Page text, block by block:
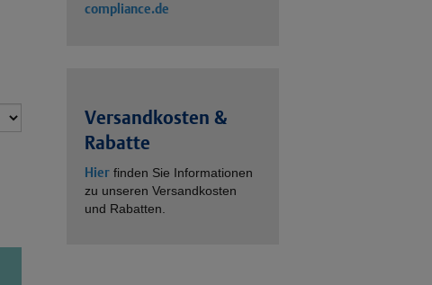
compliance.de
Versandkosten &
Rabatte
Hier finden Sie Informationen
zu unseren Versandkosten
und Rabatten.